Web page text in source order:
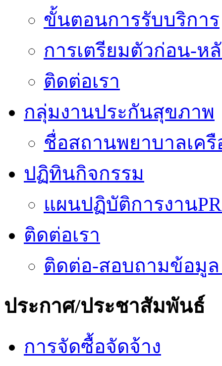
ขั้นตอนการรับบริการ
การเตรียมตัวก่อน-ห
ติดต่อเรา
กลุ่มงานประกันสุขภาพ
ชื่อสถานพยาบาลเค
ปฏิทินกิจกรรม
แผนปฏิบัติการงาน
ติดต่อเรา
ติดต่อ-สอบถามข้อมูล
ประกาศ/ประชาสัมพันธ์
การจัดซื้อจัดจ้าง